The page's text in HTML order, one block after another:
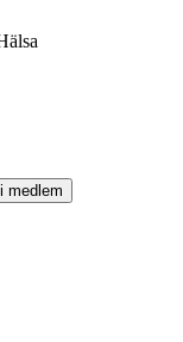
medlem